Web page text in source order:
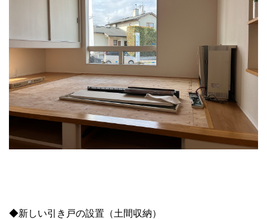
◆新しい引き戸の設置（土間収納）